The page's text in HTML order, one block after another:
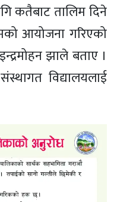
कतैबाट तालिम दिने
आयोजना गरिएको
झाले बताए ।
विद्यालयलाई